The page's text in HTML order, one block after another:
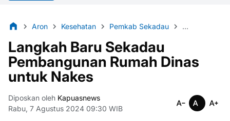
Aron Kesehatan Pemkab Sekadau Rumdis
Langkah Baru Sekadau
Pembangunan Rumah Dinas
untuk Nakes
Diposkan oleh Kapuasnews
Rabu, 7 Agustus 2024 09:30 WIB